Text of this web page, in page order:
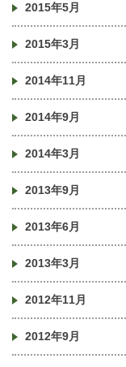
2015年5月
2015年3月
2014年11月
2014年9月
2014年3月
2013年9月
2013年6月
2013年3月
2012年11月
2012年9月